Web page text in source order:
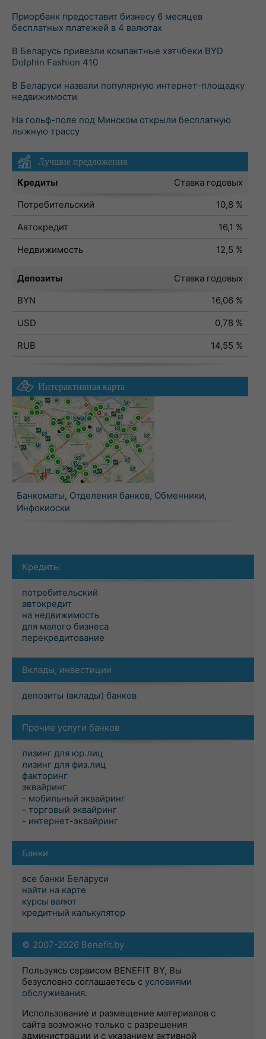
Приорбанк предоставит бизнесу 6 месяцев
бесплатных платежей в 4 валютах
В Беларусь привезли компактные хэтчбеки BYD
Dolphin Fashion 410
В Беларуси назвали популярную интернет-площадку
недвижимости
На гольф-поле под Минском открыли бесплатную
лыжную трассу
Лучшие предложения
Кредиты
Ставка годовых
Потребительский
10,8 %
Автокредит
16,1 %
Недвижимость
12,5 %
Депозиты
Ставка годовых
BYN
16,06 %
USD
0,78 %
RUB
14,55 %
Интерактивная карта
Банкоматы, Отделения банков, Обменники,
Инфокиоски
Кредиты
потребительский
автокредит
на недвижимость
для малого бизнеса
перекредитование
Вклады, инвестиции
депозиты (вклады) банков
Прочие услуги банков
лизинг для юр.лиц
лизинг для физ.лиц
факторинг
эквайринг
- мобильный эквайринг
- торговый эквайринг
- интернет-эквайринг
Банки
все банки Беларуси
найти на карте
курсы валют
кредитный калькулятор
© 2007-2026 Benefit.by
Пользуясь сервисом BENEFIT BY, Вы
безусловно соглашаетесь с условиями
обслуживания.
Использование и размещение материалов с
сайта возможно только с разрешения
администрации и с указанием активной